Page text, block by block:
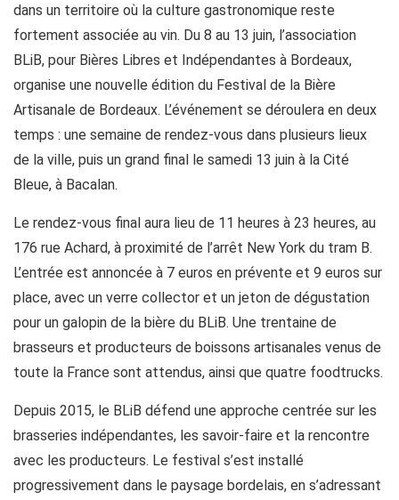
dans un territoire où la culture gastronomique reste
fortement associée au vin. Du 8 au 13 juin, l’association
BLiB, pour Bières Libres et Indépendantes à Bordeaux,
organise une nouvelle édition du Festival de la Bière
Artisanale de Bordeaux. L’événement se déroulera en deux
temps : une semaine de rendez-vous dans plusieurs lieux
de la ville, puis un grand final le samedi 13 juin à la Cité
Bleue, à Bacalan.
Le rendez-vous final aura lieu de 11 heures à 23 heures, au
176 rue Achard, à proximité de l’arrêt New York du tram B.
L’entrée est annoncée à 7 euros en prévente et 9 euros sur
place, avec un verre collector et un jeton de dégustation
pour un galopin de la bière du BLiB. Une trentaine de
brasseurs et producteurs de boissons artisanales venus de
toute la France sont attendus, ainsi que quatre foodtrucks.
Depuis 2015, le BLiB défend une approche centrée sur les
brasseries indépendantes, les savoir-faire et la rencontre
avec les producteurs. Le festival s’est installé
progressivement dans le paysage bordelais, en s’adressant